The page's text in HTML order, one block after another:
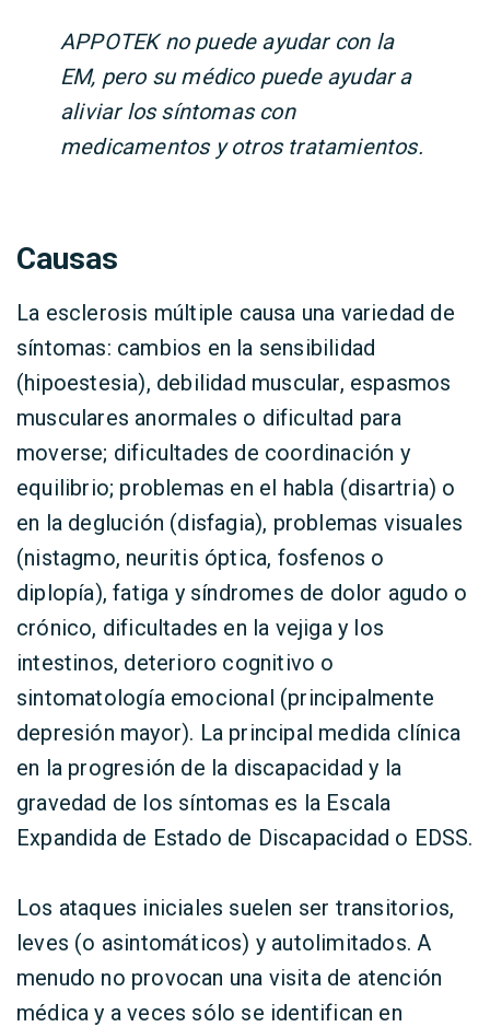
APPOTEK no puede ayudar con la
EM, pero su médico puede ayudar a
aliviar los síntomas con
medicamentos y otros tratamientos.
Causas
La esclerosis múltiple causa una variedad de
síntomas: cambios en la sensibilidad
(hipoestesia), debilidad muscular, espasmos
musculares anormales o dificultad para
moverse; dificultades de coordinación y
equilibrio; problemas en el habla (disartria) o
en la deglución (disfagia), problemas visuales
(nistagmo, neuritis óptica, fosfenos o
diplopía), fatiga y síndromes de dolor agudo o
crónico, dificultades en la vejiga y los
intestinos, deterioro cognitivo o
sintomatología emocional (principalmente
depresión mayor). La principal medida clínica
en la progresión de la discapacidad y la
gravedad de los síntomas es la Escala
Expandida de Estado de Discapacidad o EDSS.
Los ataques iniciales suelen ser transitorios,
leves (o asintomáticos) y autolimitados. A
menudo no provocan una visita de atención
médica y a veces sólo se identifican en